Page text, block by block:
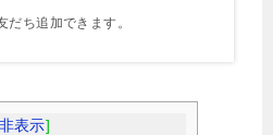
だち追加できます。
非表示]